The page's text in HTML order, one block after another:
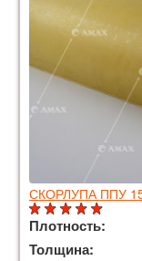
СКОРЛУПА ППУ
Плотность:
Толщина: